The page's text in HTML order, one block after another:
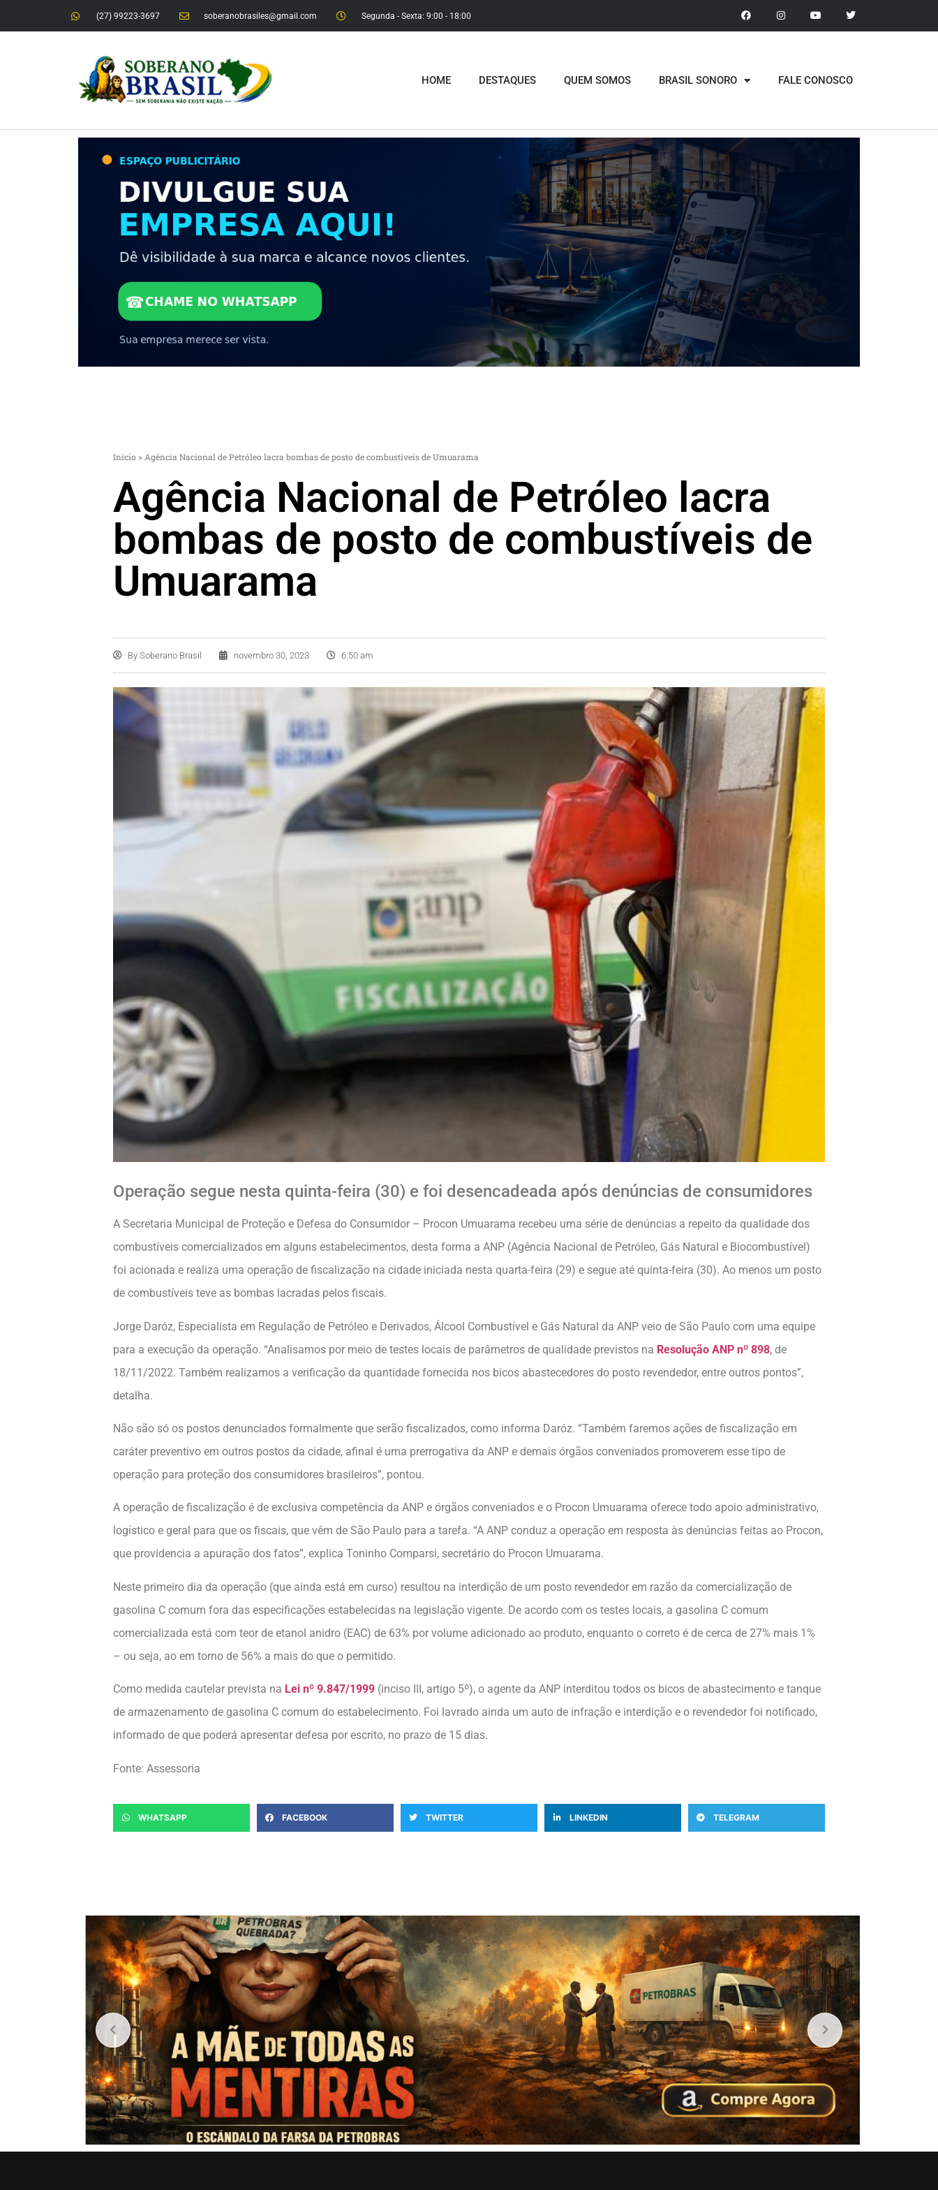
(27) 99223-3697 soberanobrasiles@gmail.com Segunda - Sexta: 9:00 - 18:00​
HOME DESTAQUES QUEM SOMOS BRASIL SONORO FALE CONOSCO
Início » Agência Nacional de Petróleo lacra bombas de posto de combustíveis de Umuarama
Agência Nacional de Petróleo lacra
bombas de posto de combustíveis de
Umuarama
By Soberano Brasil novembro 30, 2023 6:50 am
Operação segue nesta quinta-feira (30) e foi desencadeada após denúncias de consumidores
A Secretaria Municipal de Proteção e Defesa do Consumidor – Procon Umuarama recebeu uma série de denúncias a repeito da qualidade dos
combustíveis comercializados em alguns estabelecimentos, desta forma a ANP (Agência Nacional de Petróleo, Gás Natural e Biocombustível)
foi acionada e realiza uma operação de fiscalização na cidade iniciada nesta quarta-feira (29) e segue até quinta-feira (30). Ao menos um posto
de combustíveis teve as bombas lacradas pelos fiscais.
Jorge Daróz, Especialista em Regulação de Petróleo e Derivados, Álcool Combustível e Gás Natural da ANP veio de São Paulo com uma equipe
para a execução da operação. “Analisamos por meio de testes locais de parâmetros de qualidade previstos na Resolução ANP nº 898, de
18/11/2022. Também realizamos a verificação da quantidade fornecida nos bicos abastecedores do posto revendedor, entre outros pontos”,
detalha.
Não são só os postos denunciados formalmente que serão fiscalizados, como informa Daróz. “Também faremos ações de fiscalização em
caráter preventivo em outros postos da cidade, afinal é uma prerrogativa da ANP e demais órgãos conveniados promoverem esse tipo de
operação para proteção dos consumidores brasileiros”, pontou.
A operação de fiscalização é de exclusiva competência da ANP e órgãos conveniados e o Procon Umuarama oferece todo apoio administrativo,
logístico e geral para que os fiscais, que vêm de São Paulo para a tarefa. “A ANP conduz a operação em resposta às denúncias feitas ao Procon,
que providencia a apuração dos fatos”, explica Toninho Comparsi, secretário do Procon Umuarama.
Neste primeiro dia da operação (que ainda está em curso) resultou na interdição de um posto revendedor em razão da comercialização de
gasolina C comum fora das especificações estabelecidas na legislação vigente. De acordo com os testes locais, a gasolina C comum
comercializada está com teor de etanol anidro (EAC) de 63% por volume adicionado ao produto, enquanto o correto é de cerca de 27% mais 1%
– ou seja, ao em torno de 56% a mais do que o permitido.
Como medida cautelar prevista na Lei nº 9.847/1999 (inciso III, artigo 5º), o agente da ANP interditou todos os bicos de abastecimento e tanque
de armazenamento de gasolina C comum do estabelecimento. Foi lavrado ainda um auto de infração e interdição e o revendedor foi notificado,
informado de que poderá apresentar defesa por escrito, no prazo de 15 dias.
Fonte: Assessoria
WHATSAPP FACEBOOK TWITTER LINKEDIN TELEGRAM